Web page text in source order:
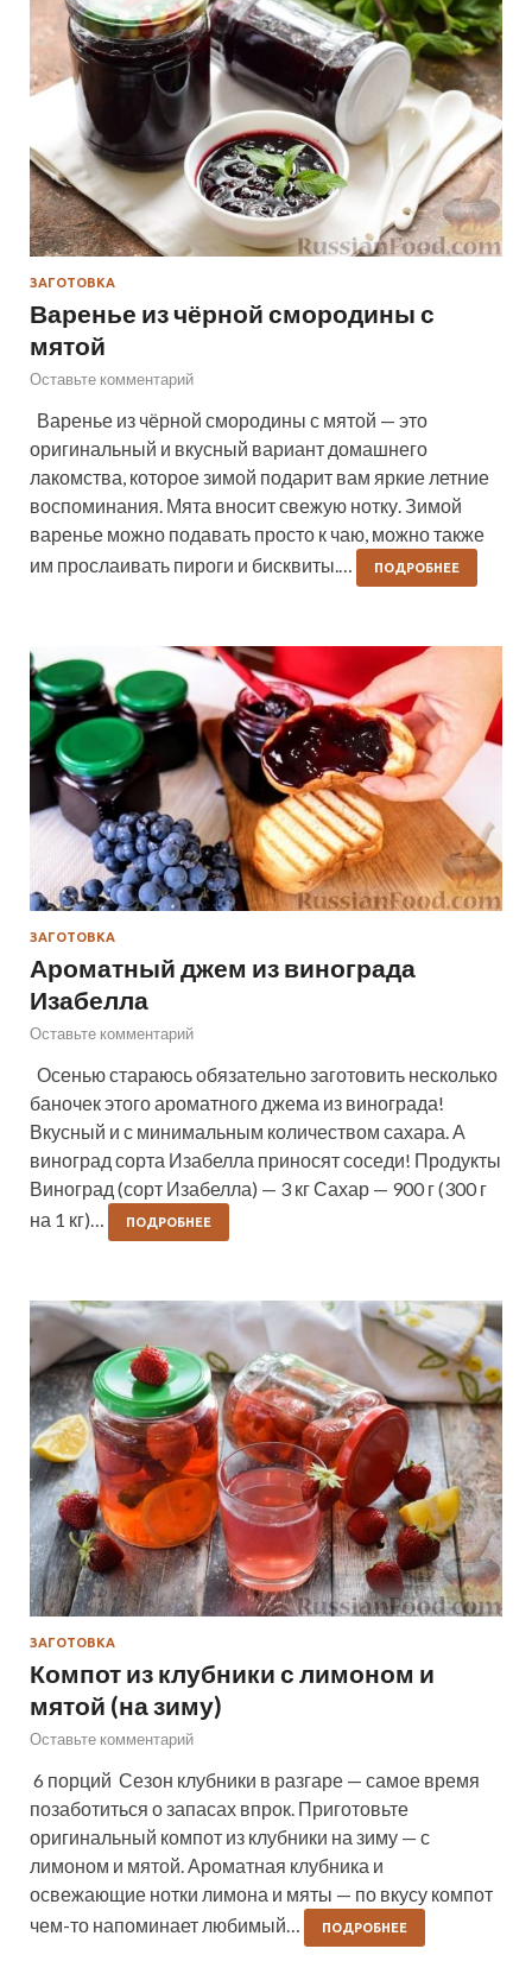
ЗАГОТОВКА
Варенье из чёрной смородины с
мятой
Оставьте комментарий
Варенье из чёрной смородины с мятой — это
оригинальный и вкусный вариант домашнего
лакомства, которое зимой подарит вам яркие летние
воспоминания. Мята вносит свежую нотку. Зимой
варенье можно подавать просто к чаю, можно также
им прослаивать пироги и бисквиты.…
ПОДРОБНЕЕ
ЗАГОТОВКА
Ароматный джем из винограда
Изабелла
Оставьте комментарий
Осенью стараюсь обязательно заготовить несколько
баночек этого ароматного джема из винограда!
Вкусный и с минимальным количеством сахара. А
виноград сорта Изабелла приносят соседи! Продукты
Виноград (сорт Изабелла) — 3 кг Сахар — 900 г (300 г
на 1 кг)…
ПОДРОБНЕЕ
ЗАГОТОВКА
Компот из клубники с лимоном и
мятой (на зиму)
Оставьте комментарий
6 порций Сезон клубники в разгаре — самое время
позаботиться о запасах впрок. Приготовьте
оригинальный компот из клубники на зиму — с
лимоном и мятой. Ароматная клубника и
освежающие нотки лимона и мяты — по вкусу компот
чем-то напоминает любимый…
ПОДРОБНЕЕ